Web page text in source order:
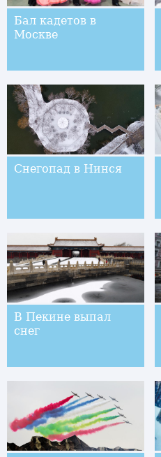
Бал кадетов в
Москве
Снегопад в Нинся
В Пекине выпал
снег